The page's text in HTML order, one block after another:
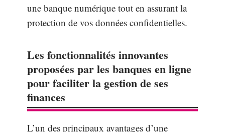
une banque numérique tout en assurant la
protection de vos données confidentielles.
Les fonctionnalités innovantes
proposées par les banques en ligne
pour faciliter la gestion de ses
finances
L’un des principaux avantages d’une